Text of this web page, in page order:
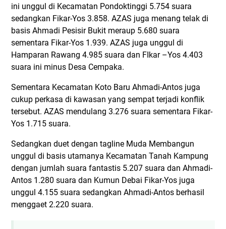
ini unggul di Kecamatan Pondoktinggi 5.754 suara
sedangkan Fikar-Yos 3.858. AZAS juga menang telak di
basis Ahmadi Pesisir Bukit meraup 5.680 suara
sementara Fikar-Yos 1.939. AZAS juga unggul di
Hamparan Rawang 4.985 suara dan FIkar –Yos 4.403
suara ini minus Desa Cempaka.
Sementara Kecamatan Koto Baru Ahmadi-Antos juga
cukup perkasa di kawasan yang sempat terjadi konflik
tersebut. AZAS mendulang 3.276 suara sementara Fikar-
Yos 1.715 suara.
Sedangkan duet dengan tagline Muda Membangun
unggul di basis utamanya Kecamatan Tanah Kampung
dengan jumlah suara fantastis 5.207 suara dan Ahmadi-
Antos 1.280 suara dan Kumun Debai Fikar-Yos juga
unggul 4.155 suara sedangkan Ahmadi-Antos berhasil
menggaet 2.220 suara.